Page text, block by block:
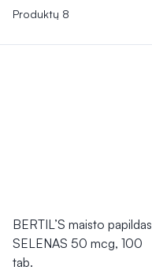
Produktų 8
BERTIL’S maisto papildas
SELENAS 50 mcg, 100
tab.